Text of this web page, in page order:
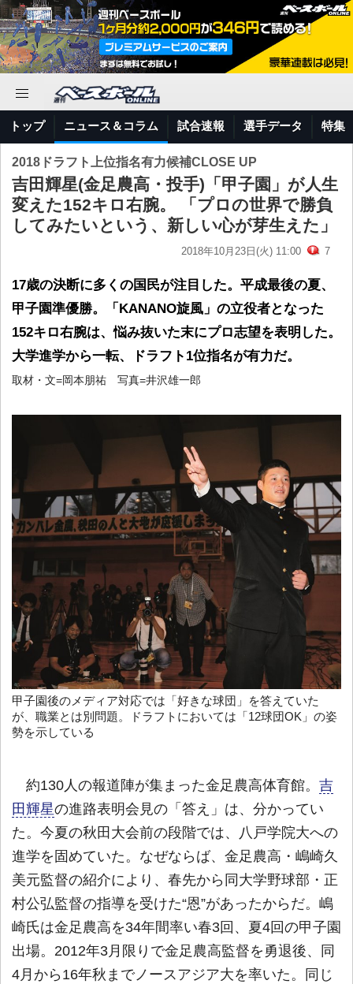
トップ ニュース＆コラム 試合速報 選手データ 特集
2018ドラフト上位指名有力候補CLOSE UP
吉田輝星(金足農高・投手)「甲子園」が人生
変えた152キロ右腕。 「プロの世界で勝負
してみたいという、新しい心が芽生えた」
2018年10月23日(火) 11:00 7
17歳の決断に多くの国民が注目した。平成最後の夏、
甲子園準優勝。「KANANO旋風」の立役者となった
152キロ右腕は、悩み抜いた末にプロ志望を表明した。
大学進学から一転、ドラフト1位指名が有力だ。
取材・文=岡本朋祐 写真=井沢雄一郎
甲子園後のメディア対応では「好きな球団」を答えていた
が、職業とは別問題。ドラフトにおいては「12球団OK」の姿
勢を示している
約130人の報道陣が集まった金足農高体育館。 吉
田輝星の進路表明会見の「答え」は、分かってい
た。今夏の秋田大会前の段階では、八戸学院大への
進学を固めていた。なぜならば、金足農高・嶋崎久
美元監督の紹介により、春先から同大学野球部・正
村公弘監督の指導を受けた“恩”があったからだ。嶋
崎氏は金足農高を34年間率い春3回、夏4回の甲子園
出場。2012年3月限りで金足農高監督を勇退後、同
4月から16年秋までノースアジア大を率いた。同じ